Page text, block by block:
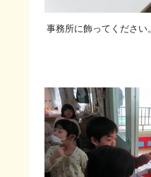
事務所に飾ってください。